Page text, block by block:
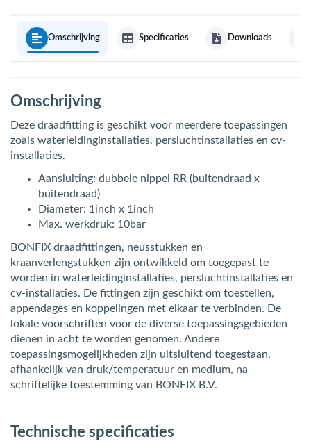
Omschrijving Specificaties Downloads
Omschrijving
Deze draadfitting is geschikt voor meerdere toepassingen
zoals waterleidinginstallaties, persluchtinstallaties en cv-
installaties.
Aansluiting: dubbele nippel RR (buitendraad x
buitendraad)
Diameter: 1inch x 1inch
Max. werkdruk: 10bar
BONFIX draadfittingen, neusstukken en
kraanverlengstukken zijn ontwikkeld om toegepast te
worden in waterleidinginstallaties, persluchtinstallaties en
cv-installaties. De fittingen zijn geschikt om toestellen,
appendages en koppelingen met elkaar te verbinden. De
lokale voorschriften voor de diverse toepassingsgebieden
dienen in acht te worden genomen. Andere
toepassingsmogelijkheden zijn uitsluitend toegestaan,
afhankelijk van druk/temperatuur en medium, na
schriftelijke toestemming van BONFIX B.V.
Technische specificaties